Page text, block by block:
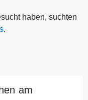
haben, suchten
.
am